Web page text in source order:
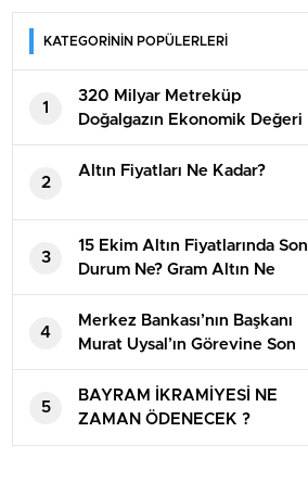
KATEGORİNİN POPÜLERLERİ
1
320 Milyar Metreküp
Doğalgazın Ekonomik Değeri
Açıklandı
2
Altın Fiyatları Ne Kadar?
3
15 Ekim Altın Fiyatlarında Son
Durum Ne? Gram Altın Ne
Kadar?
4
Merkez Bankası’nın Başkanı
Murat Uysal’ın Görevine Son
Verildi
5
BAYRAM İKRAMİYESİ NE
ZAMAN ÖDENECEK ?